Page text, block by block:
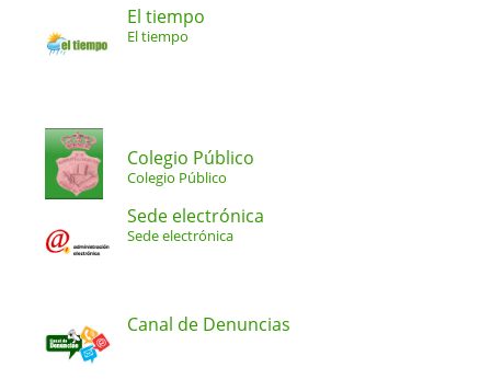
El tiempo
El tiempo
Colegio Público
Colegio Público
Sede electrónica
Sede electrónica
Canal de Denuncias